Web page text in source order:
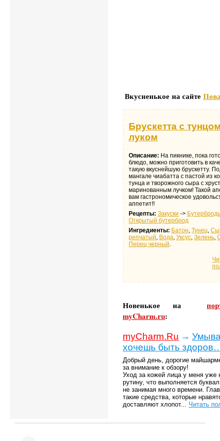
Вкусненькое на сайте
Брускетта с
луком
Описание: На пикнике, пока
блюдо, можно приготовить в
такую вкуснейшую брускетту.
мангале чиабатта с пастой из
тунца и творожного сыра с
маринованным лучком! Такой
вам гастрономическое
аппетит!!
Рецепты: Закуски ->
Открытый бутерброд
Ингредиенты: Батон, Тунец,
репчатый, Вода, Уксус, Зелень,
Перец черный.
Новенькое на
myCharm.ru:
myCharm.Ru →
хочешь быть
Добрый день, дорогие
за внимание к обзору!
Уход за кожей лица у меня уже
рутину, что выполняется
не занимая много времени.
такие средства, которые
доставляют хлопот... Читать